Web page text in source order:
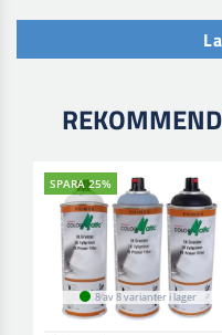
SPARA 25%
8 av 8 varianter i lager